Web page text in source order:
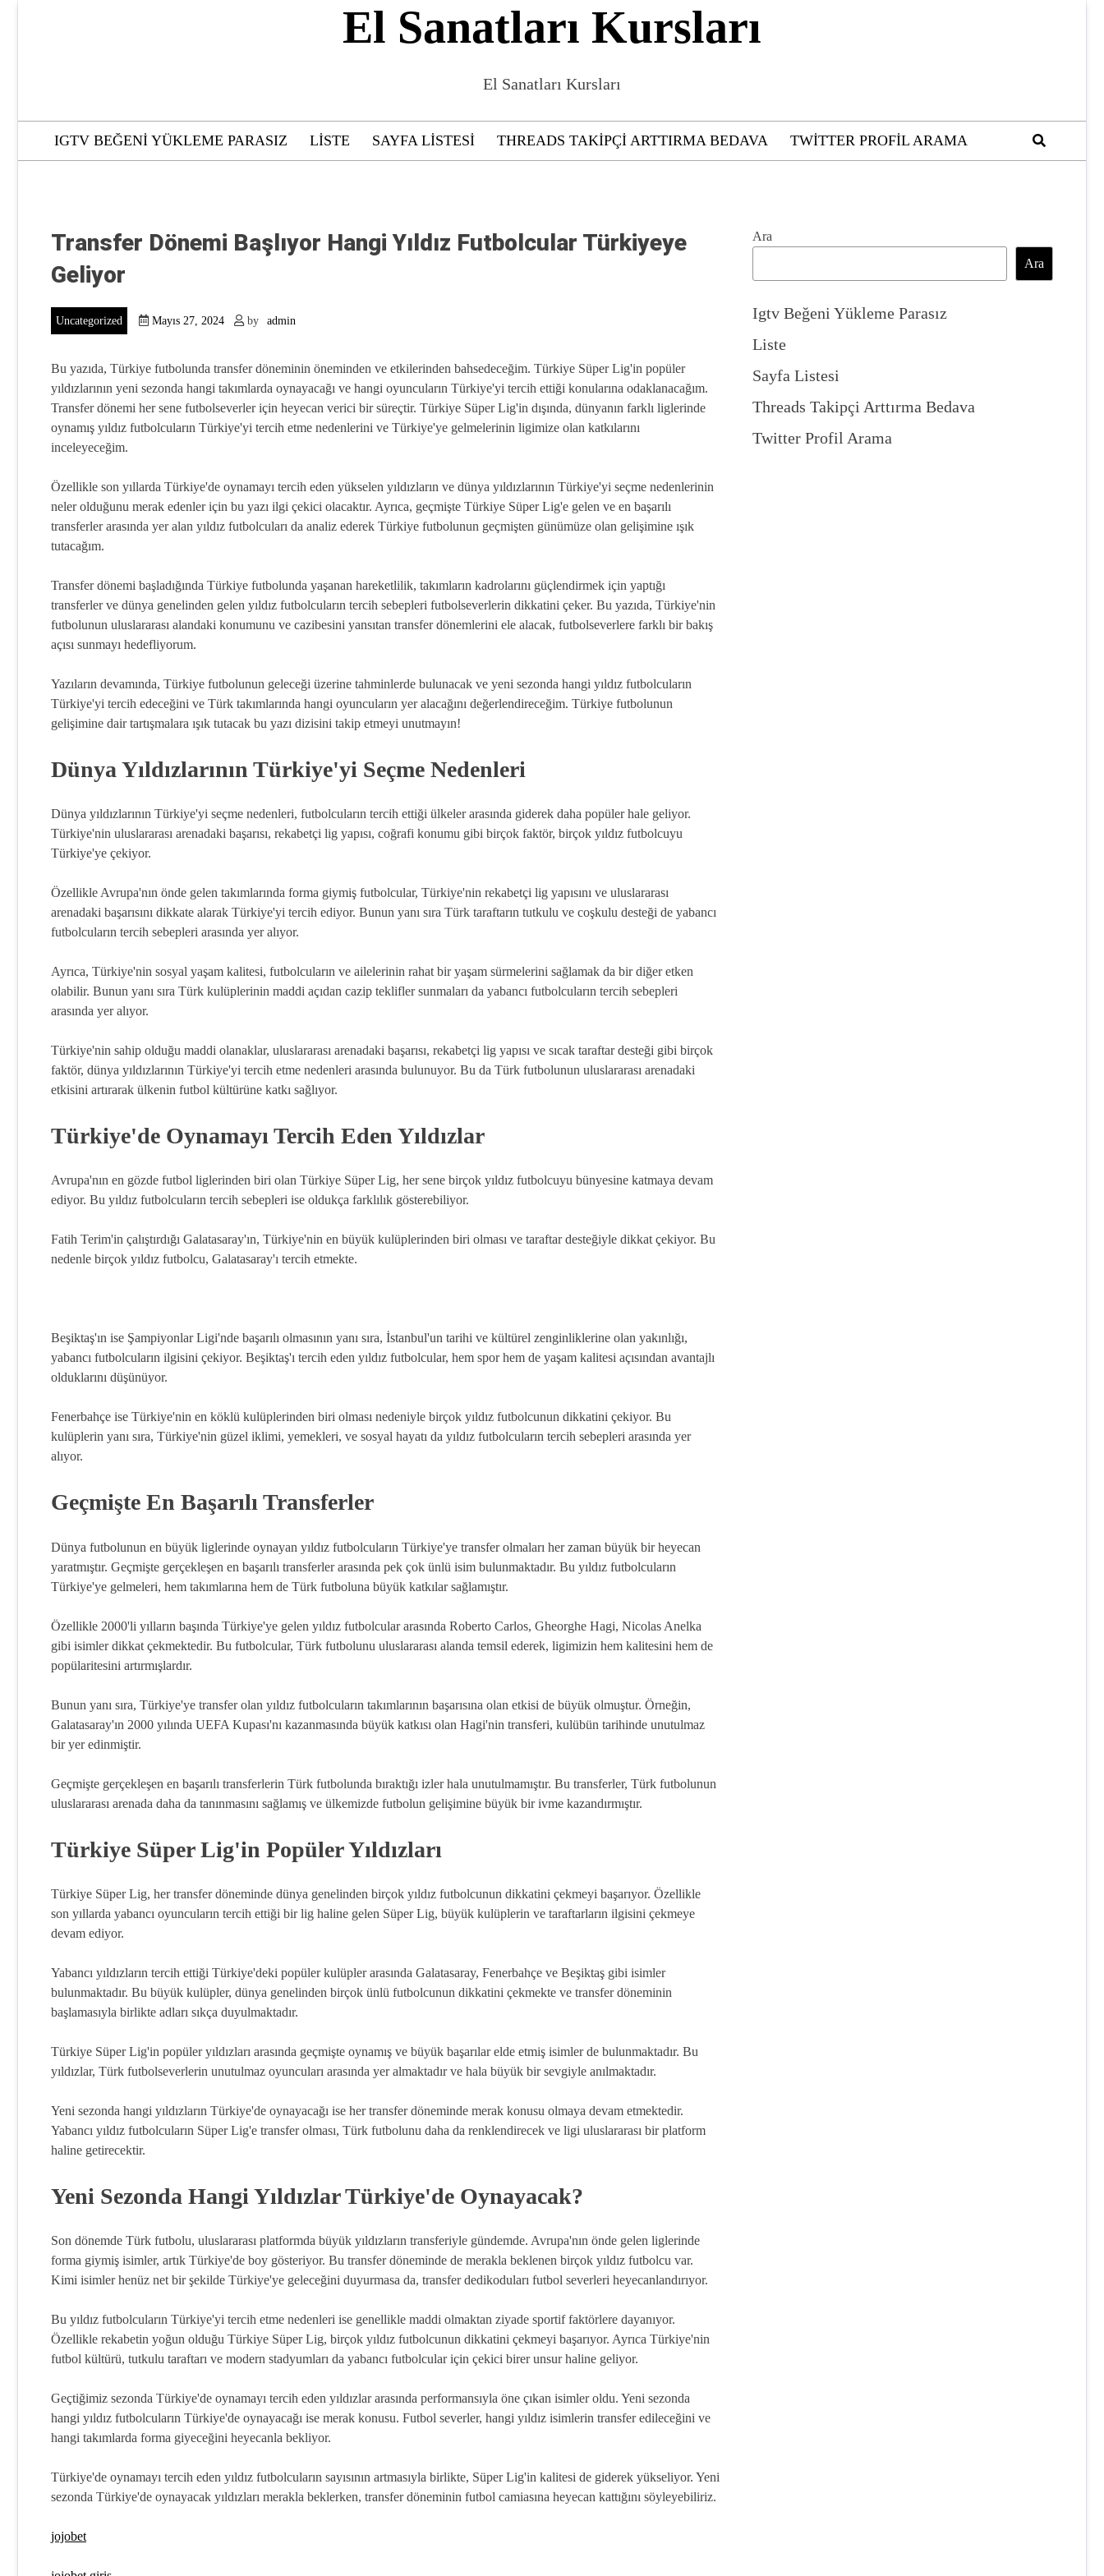
El Sanatları Kursları
El Sanatları Kursları
IGTV BEĞENI YÜKLEME PARASIZ LISTE SAYFA LISTESI THREADS TAKIPÇI ARTTIRMA BEDAVA TWITTER PROFIL ARAMA
Transfer Dönemi Başlıyor Hangi Yıldız Futbolcular Türkiyeye
Geliyor
Uncategorized Mayıs 27, 2024 by admin
Bu yazıda, Türkiye futbolunda transfer döneminin öneminden ve etkilerinden bahsedeceğim. Türkiye Süper Lig'in popüler
yıldızlarının yeni sezonda hangi takımlarda oynayacağı ve hangi oyuncuların Türkiye'yi tercih ettiği konularına odaklanacağım.
Transfer dönemi her sene futbolseverler için heyecan verici bir süreçtir. Türkiye Süper Lig'in dışında, dünyanın farklı liglerinde
oynamış yıldız futbolcuların Türkiye'yi tercih etme nedenlerini ve Türkiye'ye gelmelerinin ligimize olan katkılarını
inceleyeceğim.
Özellikle son yıllarda Türkiye'de oynamayı tercih eden yükselen yıldızların ve dünya yıldızlarının Türkiye'yi seçme nedenlerinin
neler olduğunu merak edenler için bu yazı ilgi çekici olacaktır. Ayrıca, geçmişte Türkiye Süper Lig'e gelen ve en başarılı
transferler arasında yer alan yıldız futbolcuları da analiz ederek Türkiye futbolunun geçmişten günümüze olan gelişimine ışık
tutacağım.
Transfer dönemi başladığında Türkiye futbolunda yaşanan hareketlilik, takımların kadrolarını güçlendirmek için yaptığı
transferler ve dünya genelinden gelen yıldız futbolcuların tercih sebepleri futbolseverlerin dikkatini çeker. Bu yazıda, Türkiye'nin
futbolunun uluslararası alandaki konumunu ve cazibesini yansıtan transfer dönemlerini ele alacak, futbolseverlere farklı bir bakış
açısı sunmayı hedefliyorum.
Yazıların devamında, Türkiye futbolunun geleceği üzerine tahminlerde bulunacak ve yeni sezonda hangi yıldız futbolcuların
Türkiye'yi tercih edeceğini ve Türk takımlarında hangi oyuncuların yer alacağını değerlendireceğim. Türkiye futbolunun
gelişimine dair tartışmalara ışık tutacak bu yazı dizisini takip etmeyi unutmayın!
Dünya Yıldızlarının Türkiye'yi Seçme Nedenleri
Dünya yıldızlarının Türkiye'yi seçme nedenleri, futbolcuların tercih ettiği ülkeler arasında giderek daha popüler hale geliyor.
Türkiye'nin uluslararası arenadaki başarısı, rekabetçi lig yapısı, coğrafi konumu gibi birçok faktör, birçok yıldız futbolcuyu
Türkiye'ye çekiyor.
Özellikle Avrupa'nın önde gelen takımlarında forma giymiş futbolcular, Türkiye'nin rekabetçi lig yapısını ve uluslararası
arenadaki başarısını dikkate alarak Türkiye'yi tercih ediyor. Bunun yanı sıra Türk taraftarın tutkulu ve coşkulu desteği de yabancı
futbolcuların tercih sebepleri arasında yer alıyor.
Ayrıca, Türkiye'nin sosyal yaşam kalitesi, futbolcuların ve ailelerinin rahat bir yaşam sürmelerini sağlamak da bir diğer etken
olabilir. Bunun yanı sıra Türk kulüplerinin maddi açıdan cazip teklifler sunmaları da yabancı futbolcuların tercih sebepleri
arasında yer alıyor.
Türkiye'nin sahip olduğu maddi olanaklar, uluslararası arenadaki başarısı, rekabetçi lig yapısı ve sıcak taraftar desteği gibi birçok
faktör, dünya yıldızlarının Türkiye'yi tercih etme nedenleri arasında bulunuyor. Bu da Türk futbolunun uluslararası arenadaki
etkisini artırarak ülkenin futbol kültürüne katkı sağlıyor.
Türkiye'de Oynamayı Tercih Eden Yıldızlar
Avrupa'nın en gözde futbol liglerinden biri olan Türkiye Süper Lig, her sene birçok yıldız futbolcuyu bünyesine katmaya devam
ediyor. Bu yıldız futbolcuların tercih sebepleri ise oldukça farklılık gösterebiliyor.
Fatih Terim'in çalıştırdığı Galatasaray'ın, Türkiye'nin en büyük kulüplerinden biri olması ve taraftar desteğiyle dikkat çekiyor. Bu
nedenle birçok yıldız futbolcu, Galatasaray'ı tercih etmekte.
Beşiktaş'ın ise Şampiyonlar Ligi'nde başarılı olmasının yanı sıra, İstanbul'un tarihi ve kültürel zenginliklerine olan yakınlığı,
yabancı futbolcuların ilgisini çekiyor. Beşiktaş'ı tercih eden yıldız futbolcular, hem spor hem de yaşam kalitesi açısından avantajlı
olduklarını düşünüyor.
Fenerbahçe ise Türkiye'nin en köklü kulüplerinden biri olması nedeniyle birçok yıldız futbolcunun dikkatini çekiyor. Bu
kulüplerin yanı sıra, Türkiye'nin güzel iklimi, yemekleri, ve sosyal hayatı da yıldız futbolcuların tercih sebepleri arasında yer
alıyor.
Geçmişte En Başarılı Transferler
Dünya futbolunun en büyük liglerinde oynayan yıldız futbolcuların Türkiye'ye transfer olmaları her zaman büyük bir heyecan
yaratmıştır. Geçmişte gerçekleşen en başarılı transferler arasında pek çok ünlü isim bulunmaktadır. Bu yıldız futbolcuların
Türkiye'ye gelmeleri, hem takımlarına hem de Türk futboluna büyük katkılar sağlamıştır.
Özellikle 2000'li yılların başında Türkiye'ye gelen yıldız futbolcular arasında Roberto Carlos, Gheorghe Hagi, Nicolas Anelka
gibi isimler dikkat çekmektedir. Bu futbolcular, Türk futbolunu uluslararası alanda temsil ederek, ligimizin hem kalitesini hem de
popülaritesini artırmışlardır.
Bunun yanı sıra, Türkiye'ye transfer olan yıldız futbolcuların takımlarının başarısına olan etkisi de büyük olmuştur. Örneğin,
Galatasaray'ın 2000 yılında UEFA Kupası'nı kazanmasında büyük katkısı olan Hagi'nin transferi, kulübün tarihinde unutulmaz
bir yer edinmiştir.
Geçmişte gerçekleşen en başarılı transferlerin Türk futbolunda bıraktığı izler hala unutulmamıştır. Bu transferler, Türk futbolunun
uluslararası arenada daha da tanınmasını sağlamış ve ülkemizde futbolun gelişimine büyük bir ivme kazandırmıştır.
Türkiye Süper Lig'in Popüler Yıldızları
Türkiye Süper Lig, her transfer döneminde dünya genelinden birçok yıldız futbolcunun dikkatini çekmeyi başarıyor. Özellikle
son yıllarda yabancı oyuncuların tercih ettiği bir lig haline gelen Süper Lig, büyük kulüplerin ve taraftarların ilgisini çekmeye
devam ediyor.
Yabancı yıldızların tercih ettiği Türkiye'deki popüler kulüpler arasında Galatasaray, Fenerbahçe ve Beşiktaş gibi isimler
bulunmaktadır. Bu büyük kulüpler, dünya genelinden birçok ünlü futbolcunun dikkatini çekmekte ve transfer döneminin
başlamasıyla birlikte adları sıkça duyulmaktadır.
Türkiye Süper Lig'in popüler yıldızları arasında geçmişte oynamış ve büyük başarılar elde etmiş isimler de bulunmaktadır. Bu
yıldızlar, Türk futbolseverlerin unutulmaz oyuncuları arasında yer almaktadır ve hala büyük bir sevgiyle anılmaktadır.
Yeni sezonda hangi yıldızların Türkiye'de oynayacağı ise her transfer döneminde merak konusu olmaya devam etmektedir.
Yabancı yıldız futbolcuların Süper Lig'e transfer olması, Türk futbolunu daha da renklendirecek ve ligi uluslararası bir platform
haline getirecektir.
Yeni Sezonda Hangi Yıldızlar Türkiye'de Oynayacak?
Son dönemde Türk futbolu, uluslararası platformda büyük yıldızların transferiyle gündemde. Avrupa'nın önde gelen liglerinde
forma giymiş isimler, artık Türkiye'de boy gösteriyor. Bu transfer döneminde de merakla beklenen birçok yıldız futbolcu var.
Kimi isimler henüz net bir şekilde Türkiye'ye geleceğini duyurmasa da, transfer dedikoduları futbol severleri heyecanlandırıyor.
Bu yıldız futbolcuların Türkiye'yi tercih etme nedenleri ise genellikle maddi olmaktan ziyade sportif faktörlere dayanıyor.
Özellikle rekabetin yoğun olduğu Türkiye Süper Lig, birçok yıldız futbolcunun dikkatini çekmeyi başarıyor. Ayrıca Türkiye'nin
futbol kültürü, tutkulu taraftarı ve modern stadyumları da yabancı futbolcular için çekici birer unsur haline geliyor.
Geçtiğimiz sezonda Türkiye'de oynamayı tercih eden yıldızlar arasında performansıyla öne çıkan isimler oldu. Yeni sezonda
hangi yıldız futbolcuların Türkiye'de oynayacağı ise merak konusu. Futbol severler, hangi yıldız isimlerin transfer edileceğini ve
hangi takımlarda forma giyeceğini heyecanla bekliyor.
Türkiye'de oynamayı tercih eden yıldız futbolcuların sayısının artmasıyla birlikte, Süper Lig'in kalitesi de giderek yükseliyor. Yeni
sezonda Türkiye'de oynayacak yıldızları merakla beklerken, transfer döneminin futbol camiasına heyecan kattığını söyleyebiliriz.
jojobet
Ara
Ara
Igtv Beğeni Yükleme Parasız
Liste
Sayfa Listesi
Threads Takipçi Arttırma Bedava
Twitter Profil Arama